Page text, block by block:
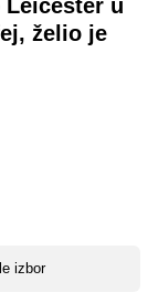
u
želio je
izbor